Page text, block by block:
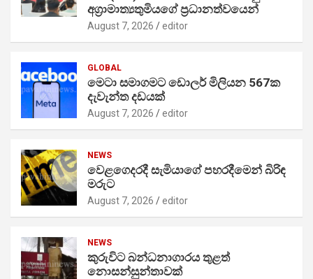
අග්‍රාමාත්‍යතුමියගේ ප්‍රධානත්වයෙන්
August 7, 2026 editor
GLOBAL
මෙටා සමාගමට ඩොලර් මිලියන 567ක
දැවැන්ත දඩයක්
August 7, 2026 editor
NEWS
වෙළගෙදරදී සැමියාගේ පහරදීමෙන් බිරිඳ
මරුට
August 7, 2026 editor
NEWS
කුරුවිට බන්ධනාගාරය තුළත්
නොසන්සුන්තාවක්